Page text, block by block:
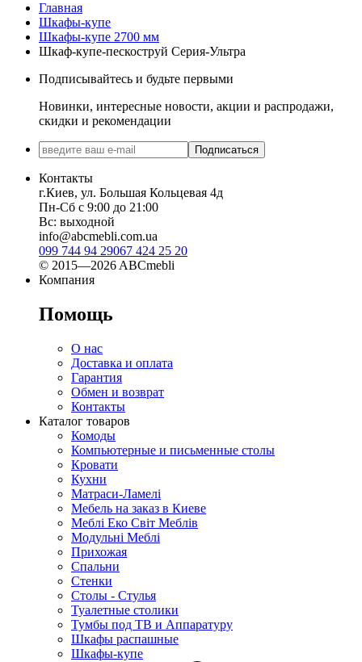
Главная
Шкафы-купе
Шкафы-купе 2700 мм
Шкаф-купе-пескоструй Серия-Ультра
Подписывайтесь и будьте первыми
Новинки, интересные новости, акции и распродажи,
скидки и рекомендации
Подписаться
Контакты
г.Киев, ул. Большая Кольцевая 4д
Пн-Сб с 9:00 до 21:00
Вс: выходной
info@abcmebli.com.ua
099 744 94 29067 424 25 20
© 2015—2026 ABCmebli
Компания
Помощь
О нас
Доставка и оплата
Гарантия
Обмен и возврат
Контакты
Каталог товаров
Комоды
Компьютерные и письменные столы
Кровати
Кухни
Матраси-Ламелі
Мебель на заказ в Киеве
Меблі Еко Світ Меблів
Модульні Меблі
Прихожая
Спальни
Стенки
Столы - Стулья
Туалетные столики
Тумбы под ТВ и Аппаратуру
Шкафы распашные
Шкафы-купе